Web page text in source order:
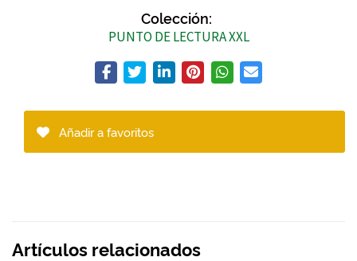
Colección:
PUNTO DE LECTURA XXL
Añadir a favoritos
Artículos relacionados